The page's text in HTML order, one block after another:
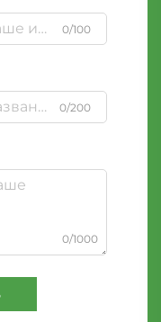
0/100
0/200
0/1000